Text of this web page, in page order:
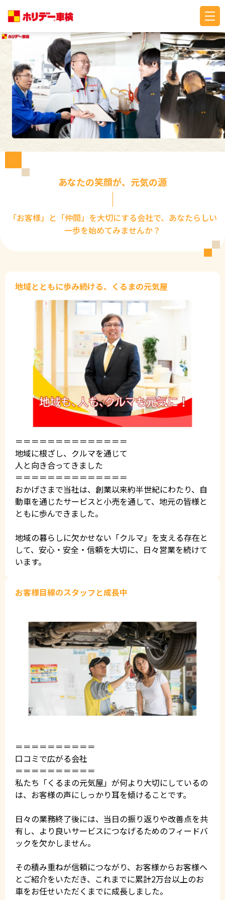
あなたの笑顔が、元気の源
「お客様」と「仲間」を大切にする会社で、あなたらしい
一歩を始めてみませんか？
地域とともに歩み続ける、くるまの元気屋
＝＝＝＝＝＝＝＝＝＝＝＝＝＝
地域に根ざし、クルマを通じて
人と向き合ってきました
＝＝＝＝＝＝＝＝＝＝＝＝＝＝
おかげさまで当社は、創業以来約半世紀にわたり、自
動車を通じたサービスと小売を通して、地元の皆様と
ともに歩んできました。
地域の暮らしに欠かせない「クルマ」を支える存在と
して、安心・安全・信頼を大切に、日々営業を続けて
います。
お客様目線のスタッフと成長中
＝＝＝＝＝＝＝＝＝＝
口コミで広がる会社
＝＝＝＝＝＝＝＝＝＝
私たち「くるまの元気屋」が何より大切にしているの
は、お客様の声にしっかり耳を傾けることです。
日々の業務終了後には、当日の振り返りや改善点を共
有し、より良いサービスにつなげるためのフィードバ
ックを欠かしません。
その積み重ねが信頼につながり、お客様からお客様へ
とご紹介をいただき、これまでに累計2万台以上のお
車をお任せいただくまでに成長しました。